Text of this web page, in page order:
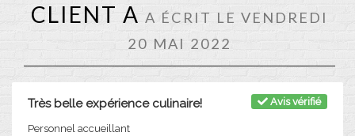
CLIENT A A ÉCRIT LE VENDREDI
20 MAI 2022
Avis vérifié
Très belle expérience culinaire!
Personnel accueillant